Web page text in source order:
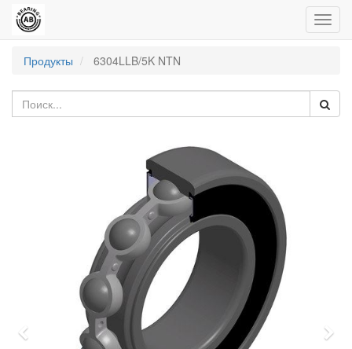
Продукты
6304LLB/5K NTN
Previous